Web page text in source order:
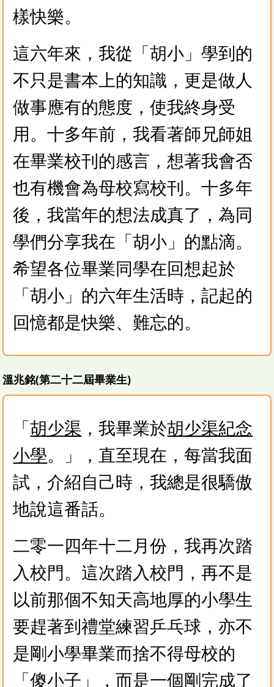
樣快樂。
這六年來，我從「胡小」學到的
不只是書本上的知識，更是做人
做事應有的態度，使我終身受
用。十多年前，我看著師兄師姐
在畢業校刊的感言，想著我會否
也有機會為母校寫校刊。十多年
後，我當年的想法成真了，為同
學們分享我在「胡小」的點滴。
希望各位畢業同學在回想起於
「胡小」的六年生活時，記起的
回憶都是快樂、難忘的。
溫兆銘(第二十二屆畢業生)
「胡少渠 ，我畢業於胡少渠紀念
小學。」，直至現在，每當我面
試，介紹自己時，我總是很驕傲
地說這番話。
二零一四年十二月份，我再次踏
入校門。這次踏入校門，再不是
以前那個不知天高地厚的小學生
要趕著到禮堂練習乒乓球，亦不
是剛小學畢業而捨不得母校的
「傻小子」，而是一個剛完成了